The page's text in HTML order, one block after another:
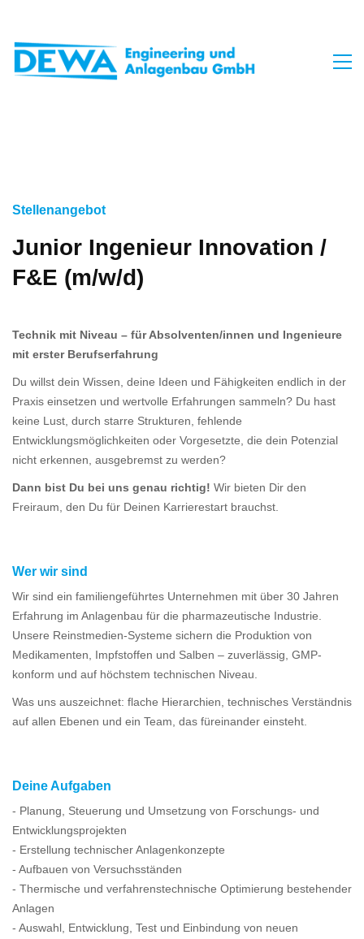
Stellenangebot
Junior Ingenieur Innovation /
F&E (m/w/d)
Technik mit Niveau – für Absolventen/innen und Ingenieure
mit erster Berufserfahrung
Du willst dein Wissen, deine Ideen und Fähigkeiten endlich in der
Praxis einsetzen und wertvolle Erfahrungen sammeln? Du hast
keine Lust, durch starre Strukturen, fehlende
Entwicklungsmöglichkeiten oder Vorgesetzte, die dein Potenzial
nicht erkennen, ausgebremst zu werden?
Dann bist Du bei uns genau richtig! Wir bieten Dir den
Freiraum, den Du für Deinen Karrierestart brauchst.
Wer wir sind
Wir sind ein familiengeführtes Unternehmen mit über 30 Jahren
Erfahrung im Anlagenbau für die pharmazeutische Industrie.
Unsere Reinstmedien-Systeme sichern die Produktion von
Medikamenten, Impfstoffen und Salben – zuverlässig, GMP-
konform und auf höchstem technischen Niveau.
Was uns auszeichnet: flache Hierarchien, technisches Verständnis
auf allen Ebenen und ein Team, das füreinander einsteht.
Deine Aufgaben
- Planung, Steuerung und Umsetzung von Forschungs- und
Entwicklungsprojekten
- Erstellung technischer Anlagenkonzepte
- Aufbauen von Versuchsständen
- Thermische und verfahrenstechnische Optimierung bestehender
Anlagen
- Auswahl, Entwicklung, Test und Einbindung von neuen